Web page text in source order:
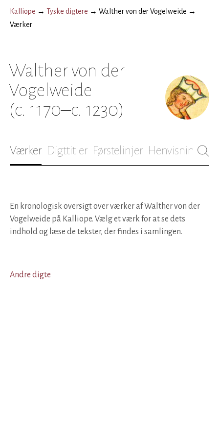
Kalliope → Tyske digtere → Walther von der Vogelweide →
Værker
Walther von der
Vogelweide
(c. 1170–c. 1230)
Værker Digttitler Førstelinjer Henvisninger
En kronologisk oversigt over værker af Walther von der
Vogelweide på Kalliope. Vælg et værk for at se dets
indhold og læse de tekster, der findes i samlingen.
Andre digte